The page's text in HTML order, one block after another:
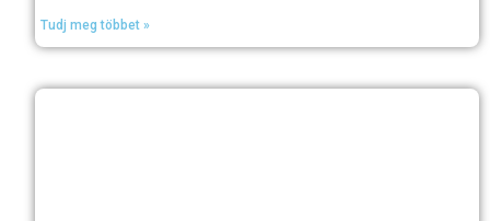
Tudj meg többet »